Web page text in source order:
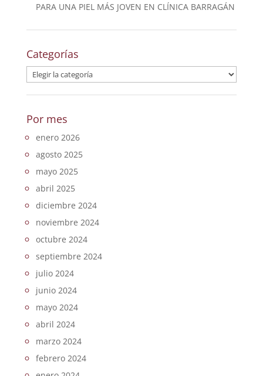
PARA UNA PIEL MÁS JOVEN EN CLÍNICA BARRAGÁN
Categorías
Categorías
Por mes
enero 2026
agosto 2025
mayo 2025
abril 2025
diciembre 2024
noviembre 2024
octubre 2024
septiembre 2024
julio 2024
junio 2024
mayo 2024
abril 2024
marzo 2024
febrero 2024